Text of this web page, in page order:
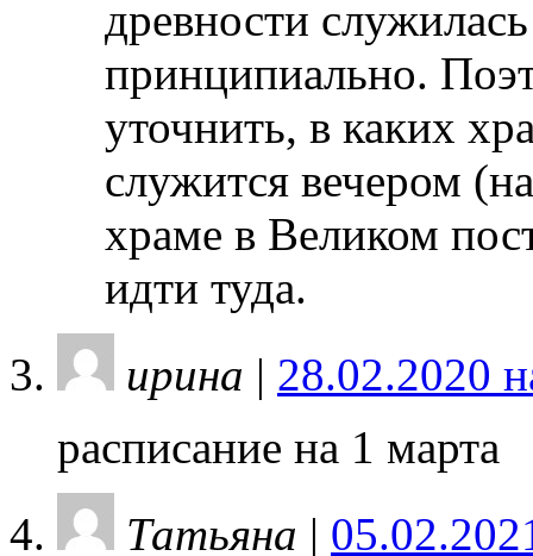
древности
принципиально.
уточнить, в каких
служится вечером
храме в Великом
идти туда.
ирина | 28.02.2020
расписание на 1 марта
Татьяна |